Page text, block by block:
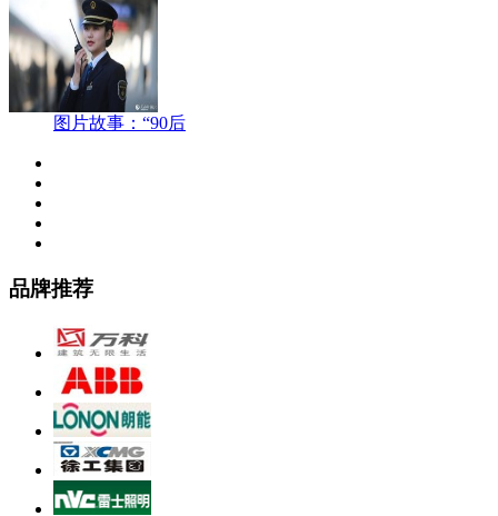
图片故事：“90后
品牌推荐